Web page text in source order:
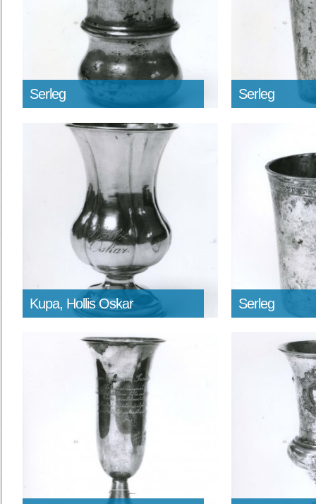
Serleg Serleg
Kupa, Hollis Oskar Serleg